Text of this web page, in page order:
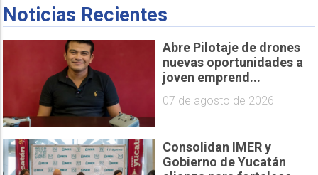
Noticias Recientes
Abre Pilotaje de drones
nuevas oportunidades a
joven emprend...
07 de agosto de 2026
Consolidan IMER y
Gobierno de Yucatán